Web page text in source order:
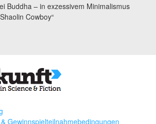
Buddha – in exzessivem Minimalismus
Cowboy“
Gewinnspielteilnahmebedingungen